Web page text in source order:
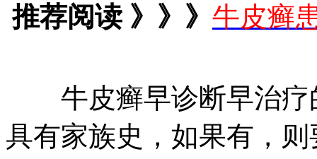
推荐阅读 》》》 牛皮癣
牛皮癣早诊断早治疗
具有家族史，如果有，